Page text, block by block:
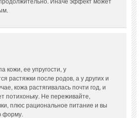
кожи, ее упругости, у
растяжки после родов, а у других и
кожа растягивалась почти год, и
потихоньку. Не переживайте,
плюс рациональное питание и вы
форму.